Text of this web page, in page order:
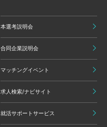
本選考説明会
合同企業説明会
マッチングイベント
求人検索/ナビサイト
就活サポートサービス